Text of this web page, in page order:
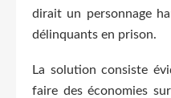
dirait un personnage
délinquants en prison.
La solution consiste
faire des économies